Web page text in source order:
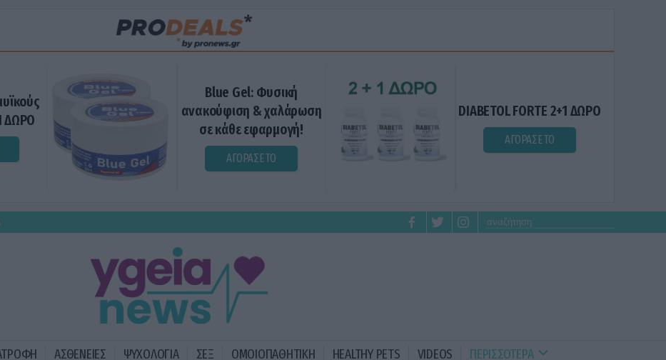
ΔΩΡΟ
Blue Gel: Φυσική
ανακούφιση & χαλάρωση
σε κάθε εφαρμογή!
ΑΓΟΡΑΣΕ ΤΟ
DIABETOL FORTE 2+1 ΔΩΡΟ
ΑΓΟΡΑΣΕ ΤΟ
ΑΣΘΕΝΕΙΕΣ ΨΥΧΟΛΟΓΙΑ ΣΕΞ ΟΜΟΙΟΠΑΘΗΤΙΚΗ HEALTHY PETS VIDEOS ΠΕΡΙΣΣΟΤΕΡΑ